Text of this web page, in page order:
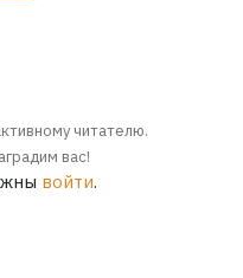
читателю.
вас!
войти.